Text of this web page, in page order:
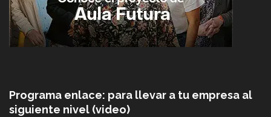
Programa enlace: para llevar a tu empresa al
siguiente nivel (video)